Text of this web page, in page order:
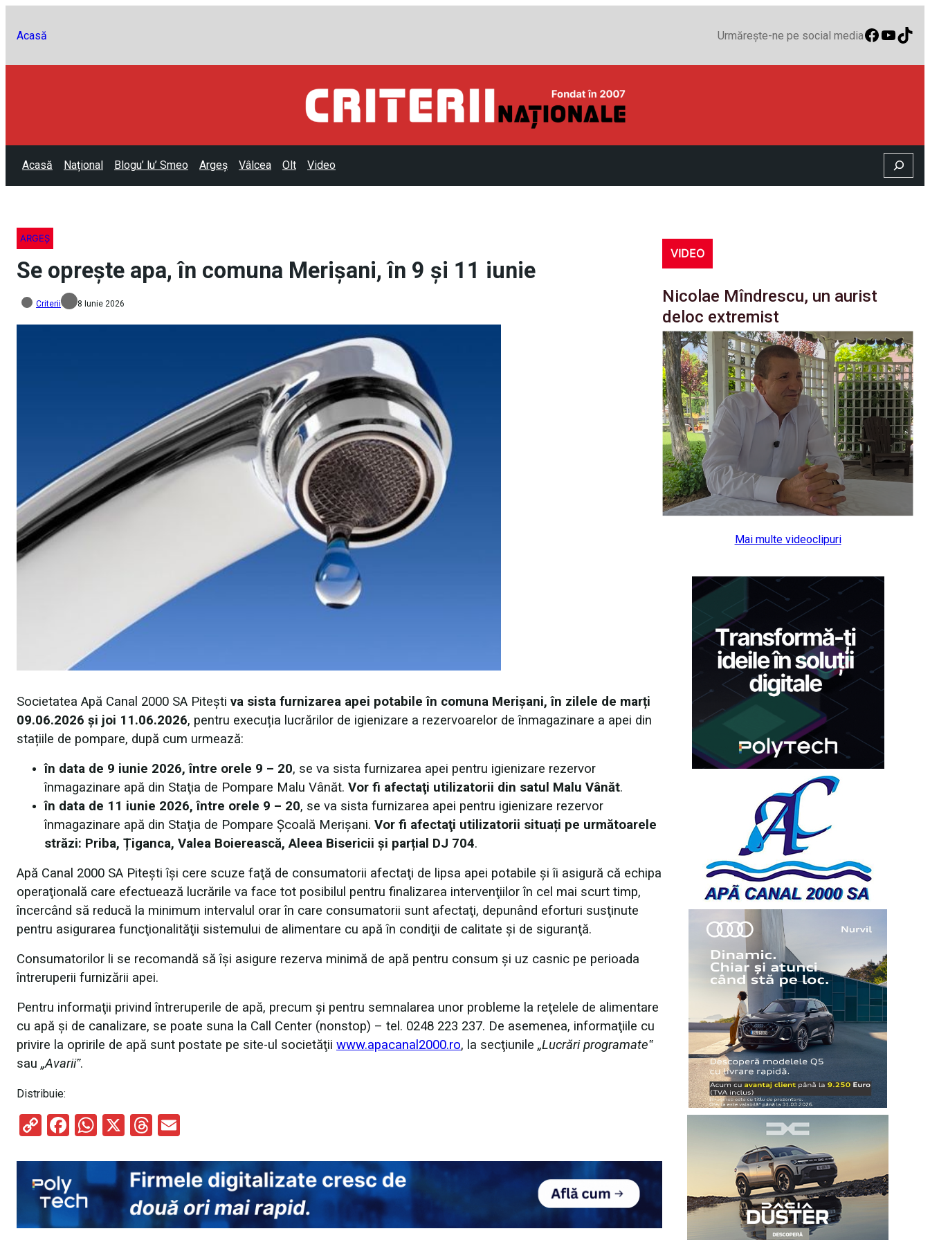
Acasă Urmărește-ne pe social media
Acasă Național Blogu’ lu’ Smeo Argeș Vâlcea Olt Video Search
ARGEȘ
Se oprește apa, în comuna Merișani, în 9 și 11 iunie
Criterii 8 Iunie 2026
Societatea Apă Canal 2000 SA Piteşti va sista furnizarea apei potabile în comuna Merișani, în zilele de marți
09.06.2026 și joi 11.06.2026, pentru execuția lucrărilor de igienizare a rezervoarelor de înmagazinare a apei din
stațiile de pompare, după cum urmează:
în data de 9 iunie 2026, între orele 9 – 20, se va sista furnizarea apei pentru igienizare rezervor
înmagazinare apă din Staţia de Pompare Malu Vânăt. Vor fi afectaţi utilizatorii din satul Malu Vânăt.
în data de 11 iunie 2026, între orele 9 – 20, se va sista furnizarea apei pentru igienizare rezervor
înmagazinare apă din Staţia de Pompare Școală Merișani. Vor fi afectaţi utilizatorii situați pe următoarele
străzi: Priba, Țiganca, Valea Boierească, Aleea Bisericii și parțial DJ 704.
Apă Canal 2000 SA Piteşti își cere scuze faţă de consumatorii afectaţi de lipsa apei potabile și îi asigură că echipa
operaţională care efectuează lucrările va face tot posibilul pentru finalizarea intervenţiilor în cel mai scurt timp,
încercând să reducă la minimum intervalul orar în care consumatorii sunt afectaţi, depunând eforturi susţinute
pentru asigurarea funcţionalităţii sistemului de alimentare cu apă în condiţii de calitate şi de siguranţă.
Consumatorilor li se recomandă să îşi asigure rezerva minimă de apă pentru consum şi uz casnic pe perioada
întreruperii furnizării apei.
Pentru informaţii privind întreruperile de apă, precum şi pentru semnalarea unor probleme la reţelele de alimentare
cu apă şi de canalizare, se poate suna la Call Center (nonstop) – tel. 0248 223 237. De asemenea, informaţiile cu
privire la opririle de apă sunt postate pe site-ul societăţii www.apacanal2000.ro, la secţiunile „Lucrări programate‟
sau „Avarii‟.
Distribuie:
C
py
Li
n
F
ce
b
o
W
at
s
A
X
T
e
a
d
ail
VIDEO
Nicolae Mîndrescu, un aurist
deloc extremist
Mai multe videoclipuri